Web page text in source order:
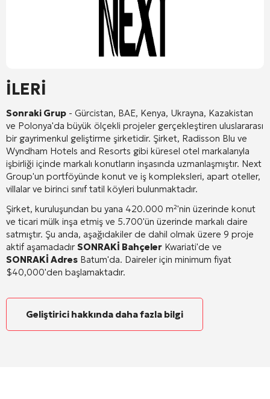
İLERİ
Sonraki Grup - Gürcistan, BAE, Kenya, Ukrayna, Kazakistan
ve Polonya'da büyük ölçekli projeler gerçekleştiren uluslararası
bir gayrimenkul geliştirme şirketidir. Şirket, Radisson Blu ve
Wyndham Hotels and Resorts gibi küresel otel markalarıyla
işbirliği içinde markalı konutların inşasında uzmanlaşmıştır. Next
Group'un portföyünde konut ve iş kompleksleri, apart oteller,
villalar ve birinci sınıf tatil köyleri bulunmaktadır.
Şirket, kuruluşundan bu yana 420.000 m²'nin üzerinde konut
ve ticari mülk inşa etmiş ve 5.700'ün üzerinde markalı daire
satmıştır. Şu anda, aşağıdakiler de dahil olmak üzere 9 proje
aktif aşamadadırSONRAKİ Bahçeler Kwariati'de ve
SONRAKİ Adres Batum'da. Daireler için minimum fiyat
$40,000'den başlamaktadır.
Geliştirici hakkında daha fazla bilgi